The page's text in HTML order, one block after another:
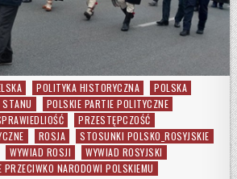
POLITYKA HISTORYCZNA
POLSKA
STANU
POLSKIE PARTIE POLITYCZNE
PRZESTĘPCZOŚĆ
ROSJA
STOSUNKI POLSKO_ROSYJSKIE
WYWIAD ROSJI
WYWIAD ROSYJSKI
PRZECIWKO NARODOWI POLSKIEMU